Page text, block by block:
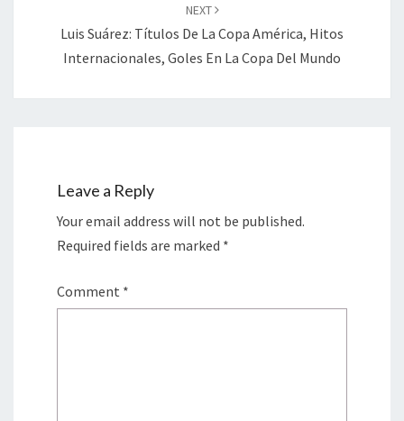
NEXT
Luis Suárez: Títulos De La Copa América, Hitos
Internacionales, Goles En La Copa Del Mundo
Leave a Reply
Your email address will not be published.
Required fields are marked *
Comment *